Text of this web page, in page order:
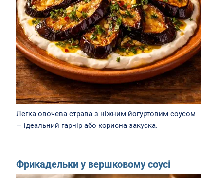
Легка овочева страва з ніжним йогуртовим соусом
— ідеальний гарнір або корисна закуска.
Фрикадельки у вершковому соусі